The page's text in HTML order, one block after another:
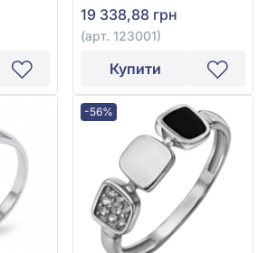
19 338,88 грн
(арт. 123001)
Купити
-56%